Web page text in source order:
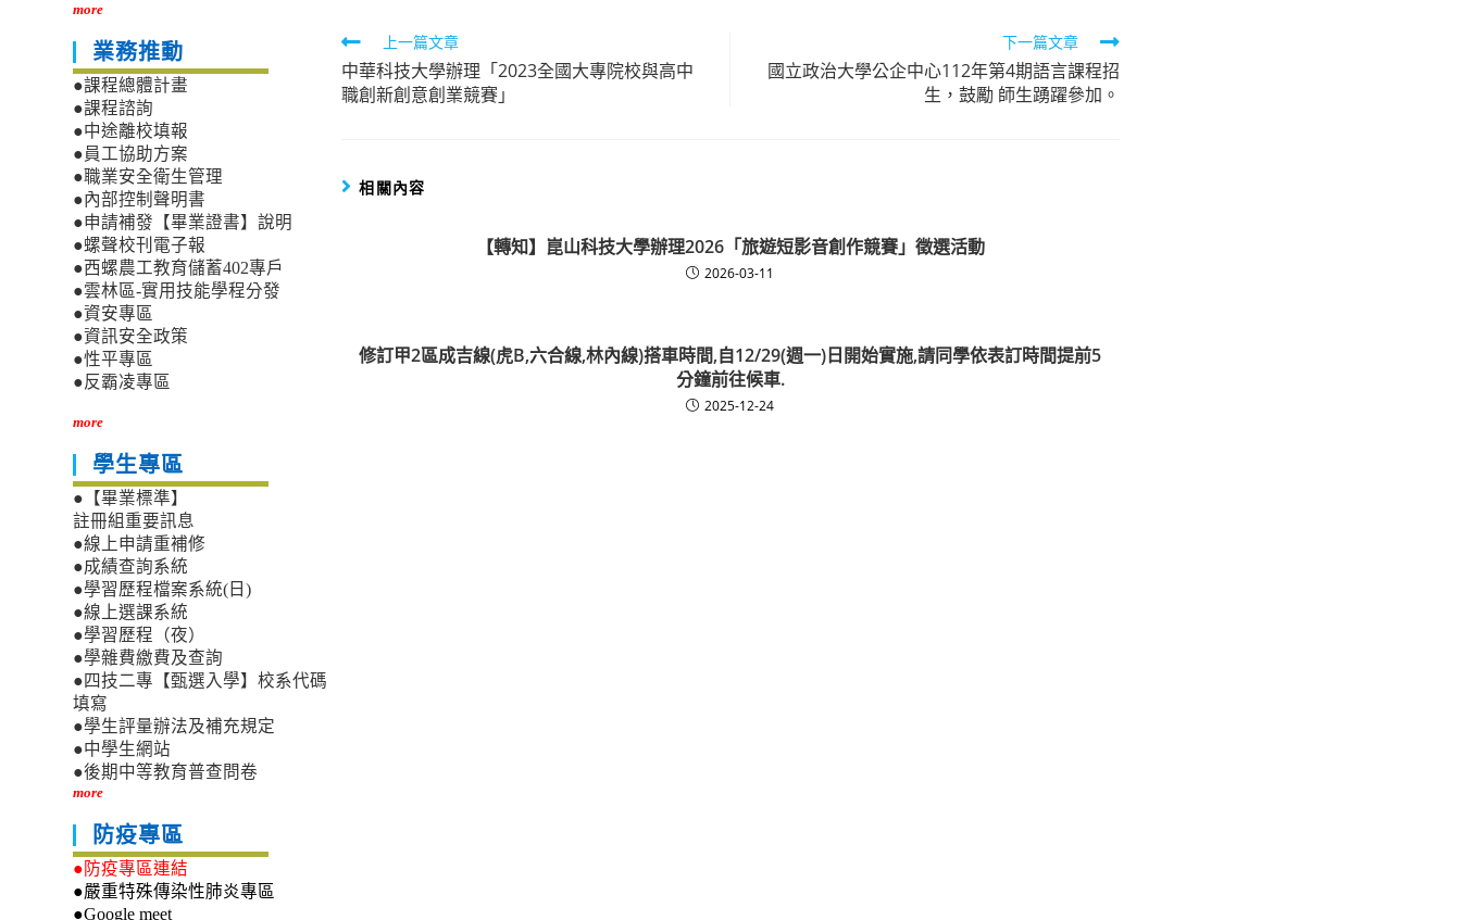
Read
more
articles
上一篇文章
中華科技大學辦理「2023全國大專院校與高中
職創新創意創業競賽」
下一篇文章
國立政治大學公企中心112年第4期語言課程招
生，鼓勵 師生踴躍參加。
相關內容
【轉知】崑山科技大學辦理2026「旅遊短影音創作競賽」徵選活動
2026-03-11
修訂甲2區成吉線(虎B,六合線,林內線)搭車時間,自12/29(週一)日開始實施,請同學依表訂時間提前5
分鐘前往候車.
2025-12-24
more
業務推動
●課程總體計畫
●課程諮詢
●中途離校填報
●員工協助方案
●職業安全衛生管理
●內部控制聲明書
●申請補發【畢業證書】說明
●螺聲校刊電子報
●西螺農工教育儲蓄402專戶
●雲林區-實用技能學程分發
●資安專區
●資訊安全政策
●性平專區
●反霸凌專區
more
學生專區
●【畢業標準】
註冊組重要訊息
●線上申請重補修
●成績查詢系統
●學習歷程檔案系統(日)
●線上選課系統
●學習歷程（夜）
●學雜費繳費及查詢
●四技二專【甄選入學】校系代碼
填寫
●學生評量辦法及補充規定
●中學生網站
●後期中等教育普查問卷
more
防疫專區
●防疫專區連結
●嚴重特殊傳染性肺炎專區
●Google meet